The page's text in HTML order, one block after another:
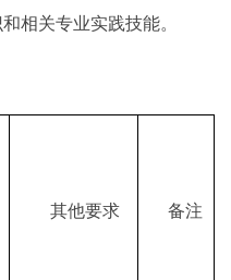
和相关专业实践技能。
其他要求 备注